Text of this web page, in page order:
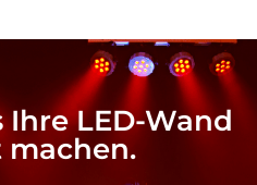
Ihre LED-Wand